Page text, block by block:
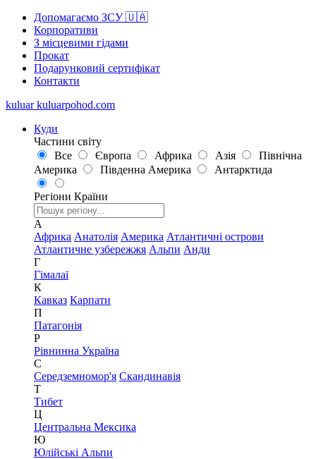
Допомагаємо ЗСУ 🇺🇦
Корпоративи
З місцевими гідами
Прокат
Подарунковий сертифікат
Контакти
kuluar kuluarpohod.com
Куди
Частини світу
Все
Європа Африка Азія
Північна
Америка
Південна Америка Антарктида
Регіони Країни
А
Африка Анатолія Америка Атлантичні острови
Атлантичне узбережжя Альпи Анди
Г
Гімалаї
К
Кавказ Карпати
П
Патагонія
Р
Рівнинна Україна
С
Середземномор'я Скандинавія
Т
Тибет
Ц
Центральна Мексика
Ю
Юлійські Альпи